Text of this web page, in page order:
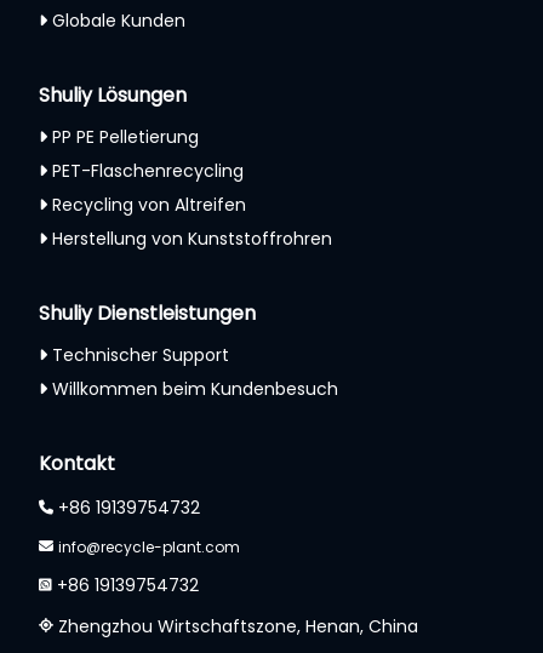
Globale Kunden
Shuliy Lösungen
PP PE Pelletierung
PET-Flaschenrecycling
Recycling von Altreifen
Herstellung von Kunststoffrohren
Shuliy Dienstleistungen
Technischer Support
Willkommen beim Kundenbesuch
Kontakt
+86 19139754732
info@recycle-plant.com
+86 19139754732
Zhengzhou Wirtschaftszone, Henan, China